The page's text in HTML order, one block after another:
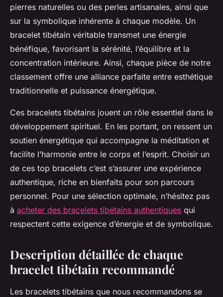
pierres naturelles ou des perles artisanales, ainsi que
sur la symbolique inhérente à chaque modèle. Un
bracelet tibétain véritable transmet une énergie
bénéfique, favorisant la sérénité, l’équilibre et la
concentration intérieure. Ainsi, chaque pièce de notre
classement offre une alliance parfaite entre esthétique
traditionnelle et puissance énergétique.
Ces bracelets tibétains jouent un rôle essentiel dans le
développement spirituel. En les portant, on ressent un
soutien énergétique qui accompagne la méditation et
facilite l’harmonie entre le corps et l’esprit. Choisir un
de ces top bracelets c’est s’assurer une expérience
authentique, riche en bienfaits pour son parcours
personnel. Pour une sélection optimale, n’hésitez pas
à acheter des bracelets tibétains authentiques qui
respectent cette exigence d’énergie et de symbolique.
Description détaillée de chaque
bracelet tibétain recommandé
Les bracelets tibétains que nous recommandons se